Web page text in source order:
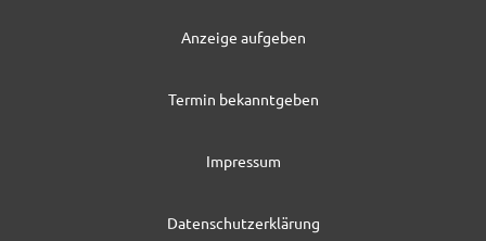
Anzeige aufgeben
Termin bekanntgeben
Impressum
Datenschutzerklärung